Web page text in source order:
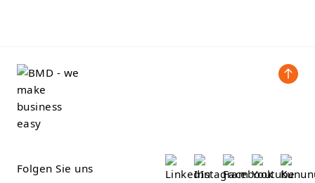
Folgen Sie uns